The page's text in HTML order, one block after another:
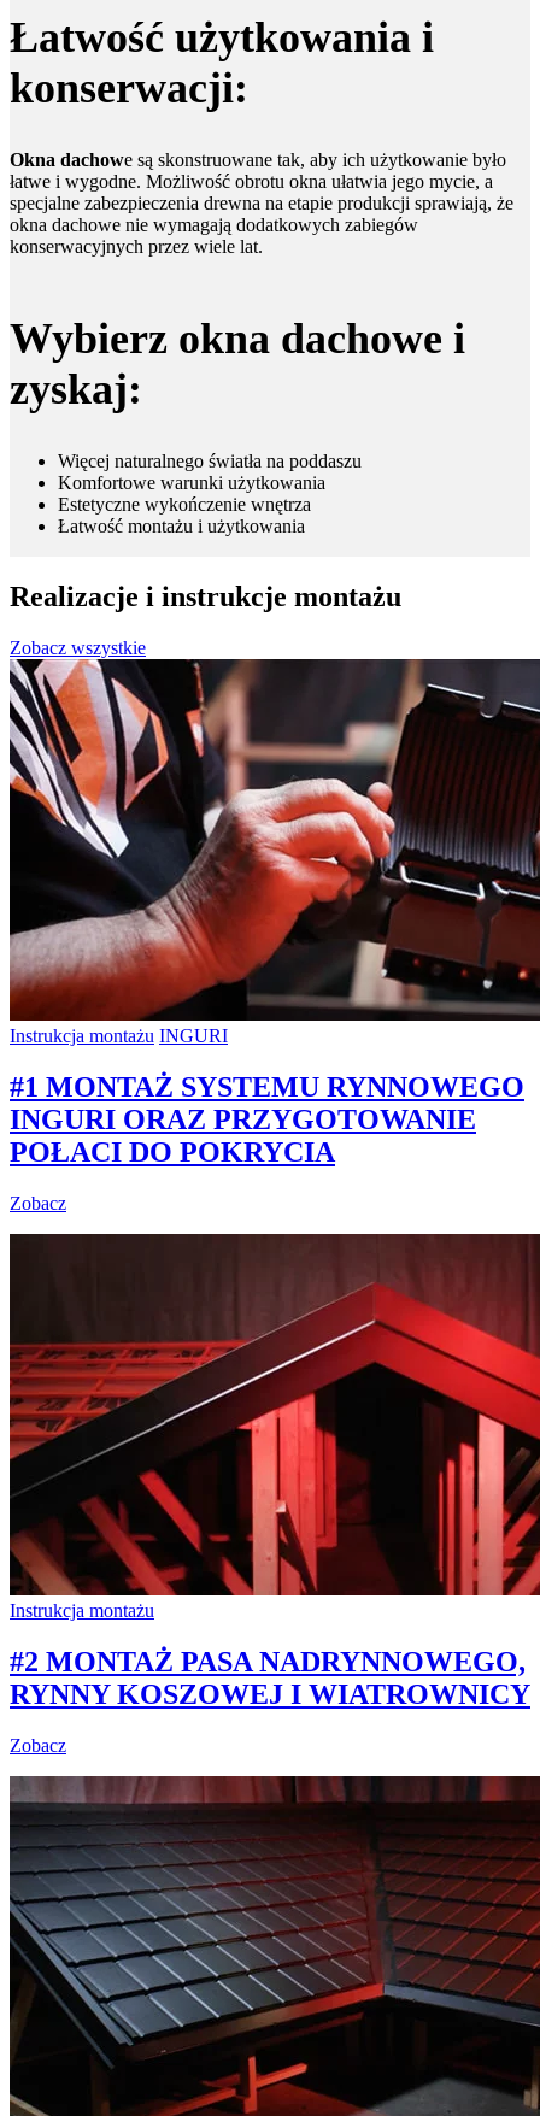
Łatwość użytkowania i
konserwacji:
Okna dachowe są skonstruowane tak, aby ich użytkowanie było
łatwe i wygodne. Możliwość obrotu okna ułatwia jego mycie, a
specjalne zabezpieczenia drewna na etapie produkcji sprawiają, że
okna dachowe nie wymagają dodatkowych zabiegów
konserwacyjnych przez wiele lat.
Wybierz okna dachowe i
zyskaj:
Więcej naturalnego światła na poddaszu
Komfortowe warunki użytkowania
Estetyczne wykończenie wnętrza
Łatwość montażu i użytkowania
Realizacje i instrukcje montażu
Zobacz wszystkie
Instrukcja montażu INGURI
#1 MONTAŻ SYSTEMU RYNNOWEGO
INGURI ORAZ PRZYGOTOWANIE
POŁACI DO POKRYCIA
Zobacz
Instrukcja montażu
#2 MONTAŻ PASA NADRYNNOWEGO,
RYNNY KOSZOWEJ I WIATROWNICY
Zobacz